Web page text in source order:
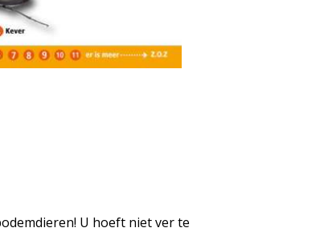
U hoeft niet ver te